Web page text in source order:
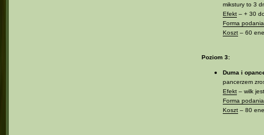
mikstury to 3
Efekt– + 30 do
Forma
Koszt– 60
Poziom 3:
Duma i
pancerzem
Efekt– wilk
Forma
Koszt– 80